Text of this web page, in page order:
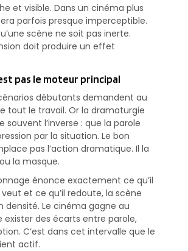
et visible. Dans un cinéma plus
parfois presque imperceptible.
scène ne soit pas inerte.
doit produire un effet
pas le moteur principal
débutants demandent au
tout le travail. Or la dramaturgie
l’inverse : que la parole
par la situation. Le bon
pas l’action dramatique. Il la
la masque.
énonce exactement ce qu’il
veut et ce qu’il redoute, la scène
densité. Le cinéma gagne au
exister des écarts entre parole,
C’est dans cet intervalle que le
actif.